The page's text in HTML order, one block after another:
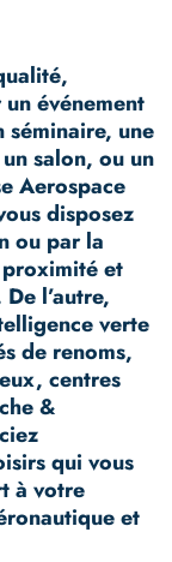
événement
une
salon, ou un
Aerospace
disposez
ou par la
et
l’autre,
verte
de renoms,
centres
&
qui vous
à votre
et